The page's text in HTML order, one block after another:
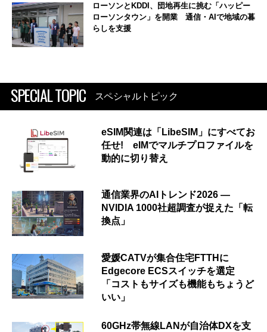
ローソンとKDDI、団地再生に挑む「ハッピー
ローソンタウン」を開業 通信・AIで地域の暮
らしを支援
SPECIAL TOPIC スペシャルトピック
eSIM関連は「LibeSIM」にすべてお
任せ! eIMでマルチプロファイルを
動的に切り替え
通信業界のAIトレンド2026 ―
NVIDIA 1000社超調査が捉えた「転
換点」
愛媛CATVが集合住宅FTTHに
Edgecore ECSスイッチを選定
「コストもサイズも機能もちょうど
いい」
60GHz帯無線LANが自治体DXを支